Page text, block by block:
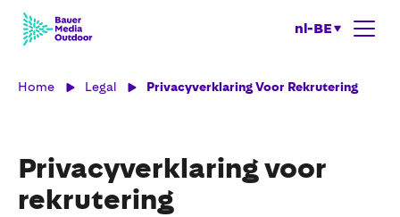
nl-BE
Home Legal Privacyverklaring Voor Rekrutering
Privacyverklaring voor
rekrutering